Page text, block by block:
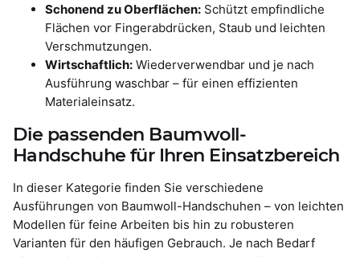
Schonend zu Oberflächen: Schützt empfindliche
Flächen vor Fingerabdrücken, Staub und leichten
Verschmutzungen.
Wirtschaftlich: Wiederverwendbar und je nach
Ausführung waschbar – für einen effizienten
Materialeinsatz.
Die passenden Baumwoll-
Handschuhe für Ihren Einsatzbereich
In dieser Kategorie finden Sie verschiedene
Ausführungen von Baumwoll-Handschuhen – von leichten
Modellen für feine Arbeiten bis hin zu robusteren
Varianten für den häufigen Gebrauch. Je nach Bedarf